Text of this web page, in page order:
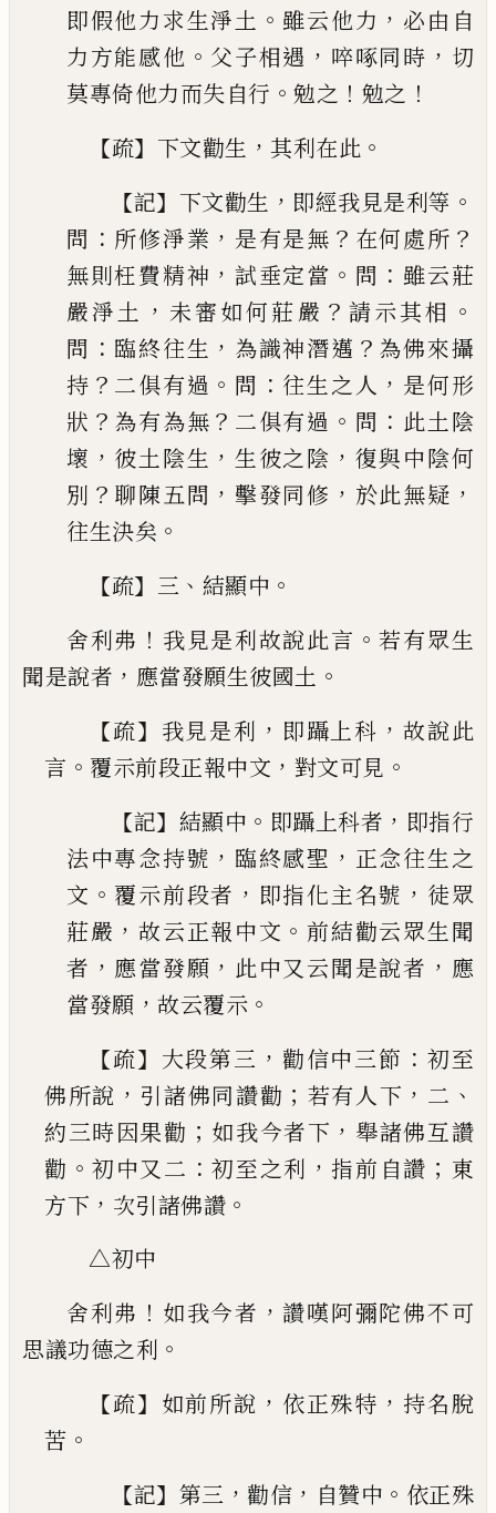
即假他力求生淨土 。雖云他力 ， 必由自
力方能感他 。 父子相遇 ， 啐啄同時 ， 切
莫專倚他力而失自行 。 勉之 ！ 勉之 ！
【疏】 下文勸生 ， 其利在此 。
【記】 下文勸生 ， 即經我見是利等 。
問 ： 所修淨業 ， 是有是無 ？ 在何處所 ？
無則枉費精神 ，試垂定當 。 問 ：雖云莊
嚴淨土 ， 未審如何莊嚴 ？ 請示其相 。
問 ： 臨終往生 ， 為識神潛邁 ？ 為佛來攝
持 ？ 二俱有過 。 問 ： 往生之人 ， 是何形
狀 ？ 為有為無 ？ 二俱有過 。 問 ： 此土陰
壞 ， 彼土陰生 ，生彼之陰 ， 復與中陰何
別 ？ 聊陳五問 ，擊發同修 ， 於此無疑 ，
往生決矣 。
【疏】 三 、 結顯中 。
舍利弗 ！ 我見是利故說此言 。若有眾生
聞是說者 ， 應當發願生彼國土 。
【疏】 我見是利 ， 即躡上科 ， 故說此
言 。 覆示前段正報中文 ， 對文可見 。
【記】 結顯中 。 即躡上科者 ， 即指行
法中專念持號 ， 臨終感聖 ， 正念往生之
文 。 覆示前段者 ， 即指化主名號 ， 徒眾
莊嚴 ，故云正報中文 。前結勸云眾生聞
者 ， 應當發願 ， 此中又云聞是說者 ， 應
當發願 ， 故云覆示 。
【疏】 大段第三 ， 勸信中三節 ： 初至
佛所說 ， 引諸佛同讚勸 ； 若有人下 ， 二 、
約三時因果勸 ； 如我今者下 ， 舉諸佛互讚
勸 。初中又二 ：初至之利 ， 指前自讚 ； 東
方下 ， 次引諸佛讚 。
△初中
舍利弗 ！ 如我今者 ，讚嘆阿彌陀佛不可
思議功德之利 。
【疏】 如前所說 ， 依正殊特 ， 持名脫
苦 。
【記】 第三 ， 勸信 ， 自贊中 。 依正殊